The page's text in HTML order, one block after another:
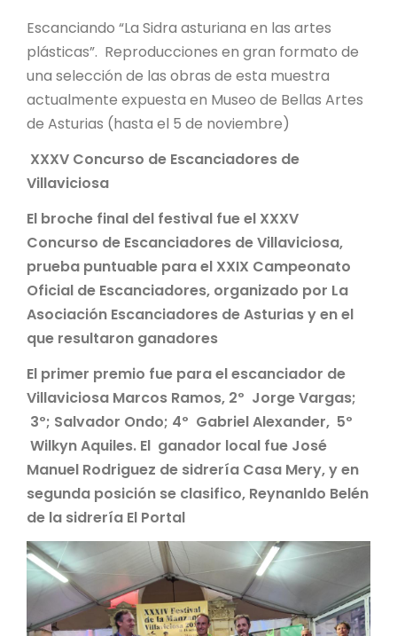
Escanciando “La Sidra asturiana en las artes
plásticas”. Reproducciones en gran formato de
una selección de las obras de esta muestra
actualmente expuesta en Museo de Bellas Artes
de Asturias (hasta el 5 de noviembre)
XXXV Concurso de Escanciadores de
Villaviciosa
El broche final del festival fue el XXXV
Concurso de Escanciadores de Villaviciosa,
prueba puntuable para el XXIX Campeonato
Oficial de Escanciadores, organizado por La
Asociación Escanciadores de Asturias y en el
que resultaron ganadores
El primer premio fue para el escanciador de
Villaviciosa Marcos Ramos, 2º Jorge Vargas;
3º; Salvador Ondo; 4º Gabriel Alexander, 5º
Wilkyn Aquiles. El ganador local fue José
Manuel Rodriguez de sidrería Casa Mery, y en
segunda posición se clasifico, Reynanldo Belén
de la sidrería El Portal